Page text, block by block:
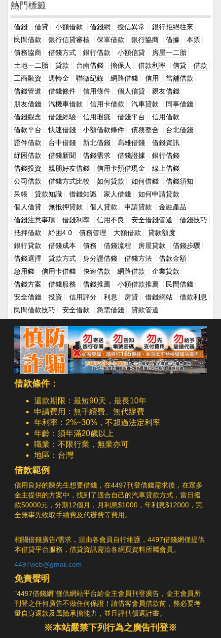
輕而易舉，如可以提供擔保、動產不動產等，可以借到的金額還可
以比和朋友借錢還要多很多！ 2. 不會有人情債的問題，只需繳
交固定利息和銀行、民間借錢時，即使被拒絕也不用擔心情誼上面
的問題，彼此都是公事公辦，並不存在著誰虧欠誰的問題！假使順
利借到錢，利息部分也都是有白紙黑字寫清楚的，只要有按時繳交
都不會有任何額外的問題。即使到了還款日若遇到周轉困難無法順
利繳交，可以和銀行或是民間金主說明，最壞也是被註記遲繳紀
錄，之後只要還完貸款，過幾年記錄也會消失。 總結 其實和
朋友及親戚借錢真的不是想像中的那麼簡單，且在這個３Ｃ及網路
發達的時代，只要在網路上尋找一下關於借錢、小額借款的資訊就
可以找到許多適合的借錢管道，無論是銀行或是民間只要在借款時
彼此談好還款方式和利息就可以了！延伸閱讀為何不和親友借錢，
要選擇民間借款的借錢方式呢？和親戚或朋友借錢，該算利息嗎？
有沒有其他的借錢管道？想和銀行借錢借不到？了解銀行借錢的標
準後，除了和銀行借錢也可以選擇民間借款管道
借款、土地一二胎、房屋一二胎等，只要有基本的自身條件，都可
以快速順利的借到需要的款項，而有些人會問說為甚麼不和朋友親
戚借款就好了，還不用算利息呢！看看以下的例子你就會明白了。
－隨著年紀增長，有了年紀的人身上都會多了更多的責任。家庭的
責任、事業的責任、對自己生活的責任，當然並不是每個人在這些
成長的歷練中都可以相當的順遂，有些人總是會遇到經濟困難而急
需周轉，這時無論是多熟的人來找我們借錢都是一件挺尷尬的事
情。 長大後的人際關係中，借錢往往是每個人都會遇到的場景，
在這個當下總是會反覆的思考，要不要借錢，和誰借？這些問題都
會困擾著自己一段時間。和對的人借錢，問題可以一下子迎刃而
解，除了可以解決掉眼前的問題又不用擔心朋友那邊對你的想法
等。但借錯了人，不僅當下可能得步道幫助，還會對你落井下石，
若不是萬不得已，也建議各位不要輕易地和身邊朋友借錢，尤其是
這兩種人。一、見不得你好的人這種人通常會是你身邊的朋友或是
親戚，雖然大家都會覺得和自己認識的人借錢會比較好開口，且認
識這麼久或是有血緣關係的一定會幫助自己。但，很多時候這些人
往往都是見不得你好的人，你落魄的時候或許他們表面並沒有表露
出來，但在他們的內心卻是幸災樂禍。或許有些人不相信，還是毅
然決然地向這些人借錢，通常借到的錢不會太多，都是小額借款的
金額，但在你之後事業有成時，這件是常常會被他們物無限放大，
要求你十倍、百倍的奉還，甚至還會用這個人情債來作要脅。如果
拒絕了，他便會到處和別人說你會有今天的成就都是靠他的幫助，
但你現在卻翻臉不認人，是個忘恩負義的人等等之類的閒言閒語。
二、愛面子的人對於愛面子的人來說，金錢可能是他們的一切，當
你和他們借錢之後，他們會無限放大這些現金的價值，到處和別人
說你和她借錢了，為的就是顯現出自己很有錢，幫助他人的樣子。
但他們往往沒有想到，有些人借錢是因為私人因素並不願意讓更多
人知道，最後卻因為和朋友借錢了導致生活隱私幾乎是攤在每個人
的眼前，最後甚至會有人開始亂傳話，導致自己生活變得亂七八
糟。延伸閱讀朋友需要借錢，如何換個角度來幫助他呢？和親戚或
朋友借錢，該算利息嗎？有沒有其他的借錢管道？為何不和親友借
錢，要選擇民間借款的借錢方式呢？
熱門標籤
借錢 借貸 小額借款 借錢網 授信異常
銀行拒絕往來
民間借款
銀行信貸審核 保單借款 銀行協商 借據
本票
債務協商
借錢方式 銀行借款 小額信貸
房屋一二胎
土地一二胎
貸款 台南借錢 擔保人 借款利率 信貸
借款
工商融資
週轉金 聯徵紀錄 網路借錢 信用
當舖借款
借錢管道
借錢條件 信用條件 個人信貸
親友借錢
朋友借錢
汽機車借款 信用卡借款 汽車貸款
同事借錢
借錢觀念
借錢經驗 信用瑕疵 借錢平台
信用借款
借款平台
快速借錢 小額借款條件 債務整合
台北借錢
證件借款
台中借錢 新北借錢 高雄借錢
借錢資訊
紓困借款
借錢新聞 借錢需求 借錢證據
銀行借錢
借錢投資
親朋好友借錢 信用卡預借現金
線上借錢
公司借款
借錢方式比較 如何貸款 如何借錢
借錢須知
呆帳
貸款知識 借錢知識 家人借錢
如何申請貸款
個人借貸
無抵押貸款 個人貸款 申請貸款
金融產品
借錢注意事項
借錢利率 信用不良 安全借錢管道
借錢技巧
抵押借款
紓困4.0 債務管理 大額借款
貸款額度
銀行貸款
借錢成本 債務 借錢流程 房屋貸款
借錢步驟
借錢選擇
貸款方式 身分證借錢 借錢方法
借款金額
急用錢
信用卡借錢 快速借款 網路借款
企業貸款
借錢方案
借錢服務 借錢推薦 小額借款推薦
民間借錢
安全借錢
投資 信用評分 利息 房貸 借錢網站
借款利息
民間借款技巧
安全借款 急需借錢 貸款管道
借款條件：
還款期限：最短90天，最長10年
申請費用：無手續費、無代辦費
年利率：2%~30%，不超過法定利率
年齡：須年滿20歲以上
職業：不限行業，無業亦可
地區：台灣
借款範例
信用良好的陳先生想要借錢，在4497刊登借錢需求後，在眾多
金主提供的方案中，找到了適合自己的汽車貸款方式，當日撥
款50000元，分期12個月，月利息$1000，年利息$12000，完
全無事先收取手續費及代辦費等費用。
相關借錢廣告/需求，須由各會員自行維護，4497借錢網僅提供
本借貸平台服務，借貸資訊需洽各網頁資料所屬會員。
4497web@gmail.com
免責聲明
"4497借錢網"僅供網站平台給金主會員刊登廣告，金主會員所
刊登之任何廣告不做任何保證！請借客會員借款前，務必要考
量自身還款及風險承擔能力，並且評估償還計畫。
※本站嚴禁下列行為之廣告刊登※